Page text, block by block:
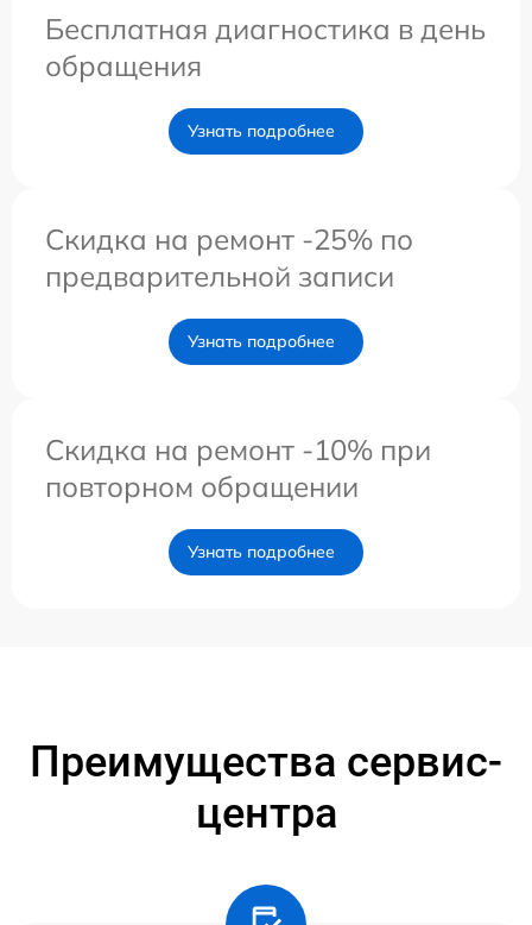
Бесплатная диагностика в день
обращения
Узнать подробнее
Скидка на ремонт -25% по
предварительной записи
Узнать подробнее
Скидка на ремонт -10% при
повторном обращении
Узнать подробнее
Преимущества сервис-
центра